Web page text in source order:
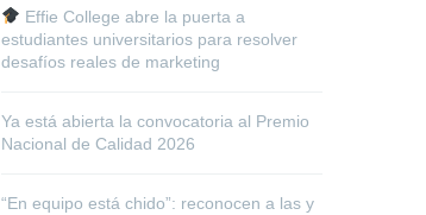
Effie College abre la puerta a
estudiantes universitarios para resolver
desafíos reales de marketing
Ya está abierta la convocatoria al Premio
Nacional de Calidad 2026
“En equipo está chido”: reconocen a las y